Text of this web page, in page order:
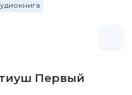
Первый